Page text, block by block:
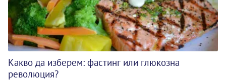
Какво да изберем: фастинг или глюкозна
революция?